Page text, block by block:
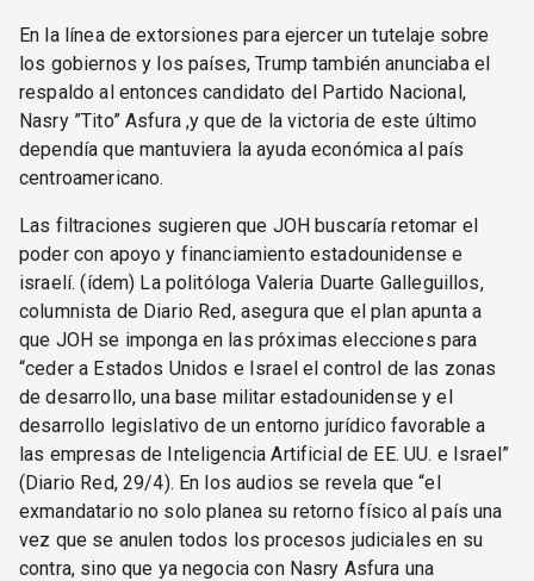
En la línea de extorsiones para ejercer un tutelaje sobre
los gobiernos y los países, Trump también anunciaba el
respaldo al entonces candidato del Partido Nacional,
Nasry ”Tito” Asfura ,y que de la victoria de este último
dependía que mantuviera la ayuda económica al país
centroamericano.
Las filtraciones sugieren que JOH buscaría retomar el
poder con apoyo y financiamiento estadounidense e
israelí. (ídem) La politóloga Valeria Duarte Galleguillos,
columnista de Diario Red, asegura que el plan apunta a
que JOH se imponga en las próximas elecciones para
“ceder a Estados Unidos e Israel el control de las zonas
de desarrollo, una base militar estadounidense y el
desarrollo legislativo de un entorno jurídico favorable a
las empresas de Inteligencia Artificial de EE. UU. e Israel”
(Diario Red, 29/4). En los audios se revela que “el
exmandatario no solo planea su retorno físico al país una
vez que se anulen todos los procesos judiciales en su
contra, sino que ya negocia con Nasry Asfura una